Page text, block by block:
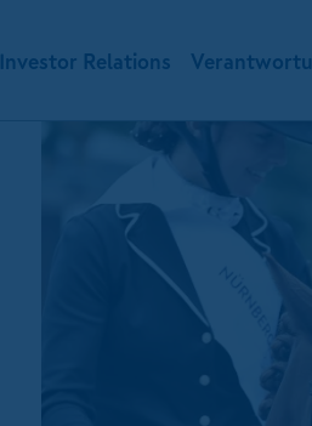
Investor Relations